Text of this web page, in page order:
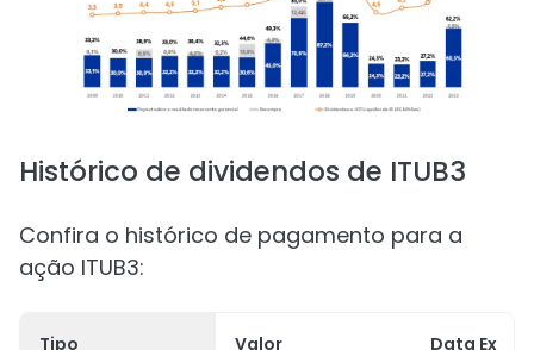
Histórico de dividendos de ITUB3
Confira o histórico de pagamento para a
ação ITUB3:
Tipo Valor Data Ex